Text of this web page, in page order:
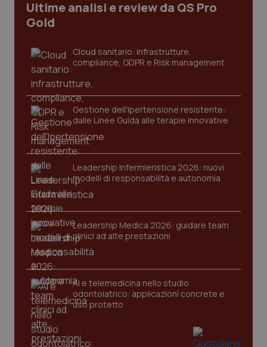
Ultime analisi e review da QS Pro
Gold
Cloud sanitario: infrastrutture,
compliance, GDPR e Risk management
Gestione dell'Ipertensione resistente:
dalle Linee Guida alle terapie innovative
Leadership Infermieristica 2026: nuovi
modelli di responsabilità e autonomia
Leadership Medica 2026: guidare team
clinici ad alte prestazioni
AI e telemedicina nello studio
odontoiatrico: applicazioni concrete e
uso protetto
CookieScriptConsent
tracking-sites-ironfish-
tracking-enable
www.quotidianosanita.it